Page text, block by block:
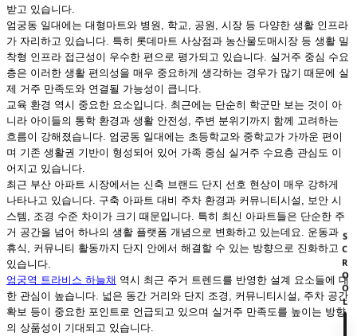
받고 있습니다.
엄궁동 일대에는 대형마트와 병원, 학교, 공원, 시장 등 다양한 생활 인프라
가 자리하고 있습니다. 특히 롯데마트 사상점과 농산물도매시장 등 생활 밀
착형 인프라 접근성이 우수한 편으로 평가되고 있습니다. 실거주 중심 수요
층은 이러한 생활 편의성을 매우 중요하게 생각하는 경우가 많기 때문에 실
제 거주 만족도와 연결될 가능성이 큽니다.
교육 환경 역시 중요한 요소입니다. 최근에는 단순히 학군만 보는 것이 아
니라 아이들의 통학 환경과 생활 안전성, 주변 분위기까지 함께 고려하는
흐름이 강해졌습니다. 엄궁동 일대에는 초등학교와 중학교가 가까운 편이
며 기존 생활권 기반이 형성되어 있어 가족 중심 실거주 수요층 관심도 이
어지고 있습니다.
최근 부산 아파트 시장에서는 신축 브랜드 단지 선호 현상이 매우 강하게
나타나고 있습니다. 구축 아파트 대비 주차 환경과 커뮤니티시설, 보안 시
스템, 조경 수준 차이가 크기 때문입니다. 특히 최신 아파트들은 단순한 주
거 공간을 넘어 하나의 생활 플랫폼 개념으로 변화하고 있는데요. 운동과
휴식, 커뮤니티 활동까지 단지 안에서 해결할 수 있는 방향으로 진화하고
있습니다.
엄궁역 트라비스 하늘채 역시 최근 주거 트렌드를 반영한 설계 요소들에 대
한 관심이 높습니다. 넓은 동간 거리와 단지 조경, 커뮤니티시설, 주차 공간
확보 등이 중요한 포인트로 언급되고 있으며 실거주 만족도를 높이는 방향
의 상품성이 기대되고 있습니다.
SCROOL